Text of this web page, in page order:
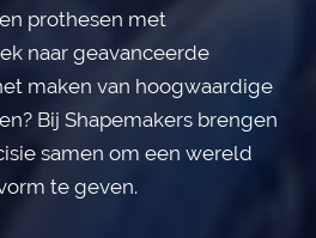
prothesen met
naar geavanceerde
maken van hoogwaardige
Bij Shapemakers brengen
samen om een wereld
te geven.